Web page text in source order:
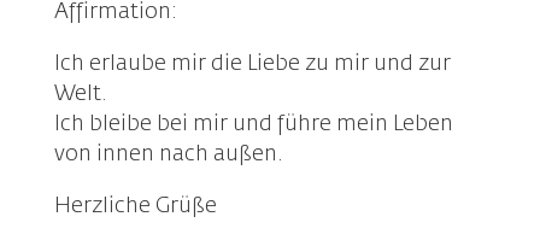
Affirmation:
Ich erlaube mir die Liebe zu mir und zur
Welt.
Ich bleibe bei mir und führe mein Leben
von innen nach außen.
Herzliche Grüße